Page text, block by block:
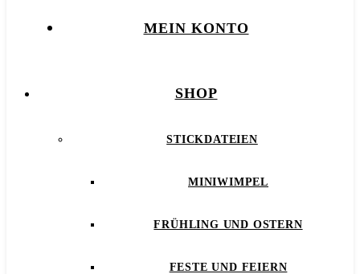
MEIN KONTO
SHOP
STICKDATEIEN
MINIWIMPEL
FRÜHLING UND OSTERN
FESTE UND FEIERN